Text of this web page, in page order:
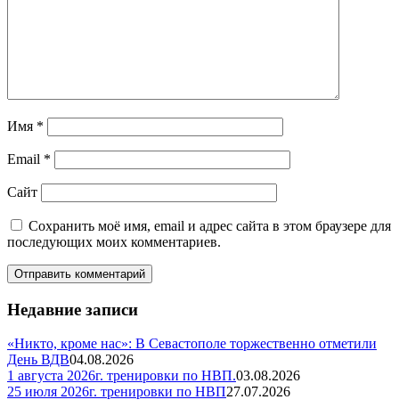
Имя *
Email *
Сайт
Сохранить моё имя, email и адрес сайта в этом браузере для
последующих моих комментариев.
Недавние записи
«Никто, кроме нас»: В Севастополе торжественно отметили
День ВДВ04.08.2026
1 августа 2026г. тренировки по НВП.03.08.2026
25 июля 2026г. тренировки по НВП27.07.2026